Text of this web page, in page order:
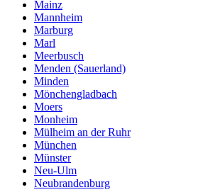
Mainz
Mannheim
Marburg
Marl
Meerbusch
Menden (Sauerland)
Minden
Mönchengladbach
Moers
Monheim
Mülheim an der Ruhr
München
Münster
Neu-Ulm
Neubrandenburg